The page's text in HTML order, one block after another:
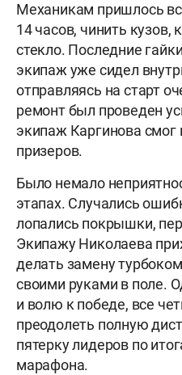
Механикам пришлось
14 часов, чинить кузов,
стекло. Последние
экипаж уже сидел
отправляясь на старт
ремонт был проведен
экипаж Каргинова смог
призеров.
Было немало
этапах. Случались
лопались покрышки,
Экипажу Николаева
делать замену
своими руками в поле.
и волю к победе, все
преодолеть полную
пятерку лидеров по
марафона.